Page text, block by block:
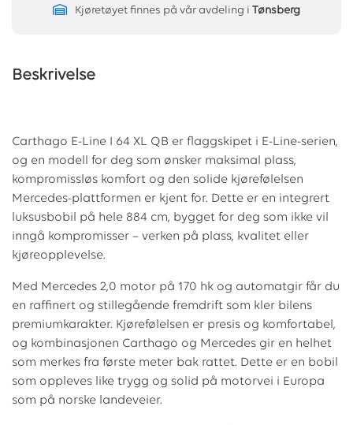
Kjøretøyet finnes på vår avdeling i Tønsberg
Beskrivelse
Carthago E-Line I 64 XL QB er flaggskipet i E-Line-serien,
og en modell for deg som ønsker maksimal plass,
kompromissløs komfort og den solide kjørefølelsen
Mercedes-plattformen er kjent for. Dette er en integrert
luksusbobil på hele 884 cm, bygget for deg som ikke vil
inngå kompromisser – verken på plass, kvalitet eller
kjøreopplevelse.
Med Mercedes 2,0 motor på 170 hk og automatgir får du
en raffinert og stillegående fremdrift som kler bilens
premiumkarakter. Kjørefølelsen er presis og komfortabel,
og kombinasjonen Carthago og Mercedes gir en helhet
som merkes fra første meter bak rattet. Dette er en bobil
som oppleves like trygg og solid på motorvei i Europa
som på norske landeveier.